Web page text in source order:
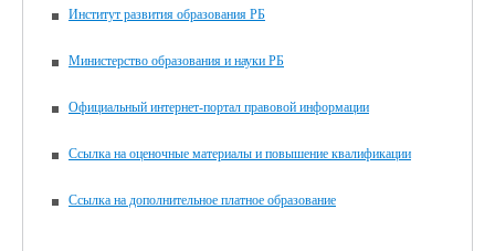
Институт развития образования РБ
Министерство образования и науки РБ
Официальный интернет-портал правовой информации
Ссылка на оценочные материалы и повышение квалификации
Ссылка на дополнительное платное образование